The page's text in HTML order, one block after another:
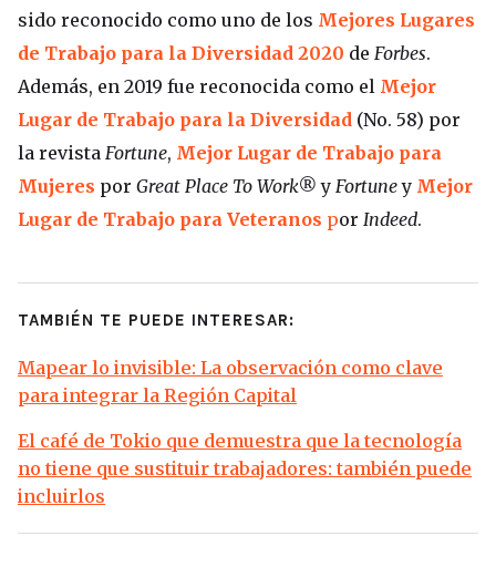
sido reconocido como uno de los Mejores Lugares
de Trabajo para la Diversidad 2020 de Forbes.
Además, en 2019 fue reconocida como el Mejor
Lugar de Trabajo para la Diversidad (No. 58) por
la revista Fortune, Mejor Lugar de Trabajo para
Mujeres por Great Place To Work® y Fortuney Mejor
Lugar de Trabajo para Veteranos por Indeed.
TAMBIÉN TE PUEDE INTERESAR:
Mapear lo invisible: La observación como clave
para integrar la Región Capital
El café de Tokio que demuestra que la tecnología
no tiene que sustituir trabajadores: también puede
incluirlos